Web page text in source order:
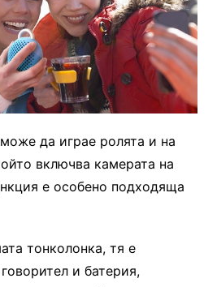
да играе ролята и на
включва камерата на
е особено подходяща
тонколонка, тя е
и батерия,